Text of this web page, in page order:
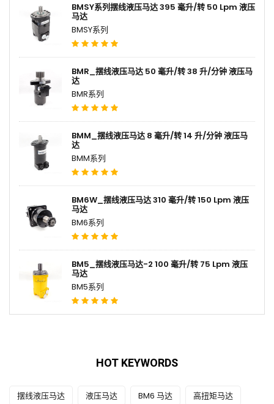
BMSY系列摆线液压马达 395 毫升/转 50 Lpm 液压
马达
BMSY系列
BMR_摆线液压马达 50 毫升/转 38 升/分钟 液压马
达
BMR系列
BMM_摆线液压马达 8 毫升/转 14 升/分钟 液压马
达
BMM系列
BM6W_摆线液压马达 310 毫升/转 150 Lpm 液压
马达
BM6系列
BM5_摆线液压马达-2 100 毫升/转 75 Lpm 液压
马达
BM5系列
HOT KEYWORDS
摆线液压马达 液压马达 BM6 马达 高扭矩马达